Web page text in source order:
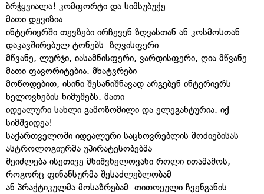
ბრჭყვიალა! კომფორტი და სიმსუბუქე
მათი დევიზია.
ინტერიერში თევზები ირჩევენ ზღვასთან ან კოსმოსთან
დაკავშირებულ ტონებს. ზღვისფერი
მწვანე, ლურჯი, იასამნისფერი, ვარდისფერი, ღია მწვანე
მათი ფავორიტებია. მხატვრები
მოწოდებით, ისინი შესანიშნავად არგებენ ინტერიერს
ხელოვნების ნიმუშებს. მათი
იდეალური სახლი გამოზომილი და ელეგანტურია. იქ
სიმშვიდეა!
საქართველოში იდეალური საცხოვრებლის მოძიებისას
ასტროლოგიურმა უპირატესობებმა
შეიძლება ისეთივე მნიშვნელოვანი როლი ითამაშოს,
როგორც ფინანსურმა შესაძლებლობამ
ან პრაქტიკულმა მოსაზრებამ. თითოეული ჩვენგანის